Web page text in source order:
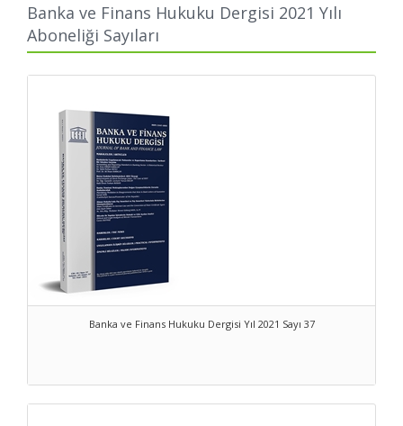
around the globe.
Banka ve Finans Hukuku Dergisi 2021 Yılı
Aboneliği Sayıları
Banka ve Finans Hukuku Dergisi Yıl 2021 Sayı 37